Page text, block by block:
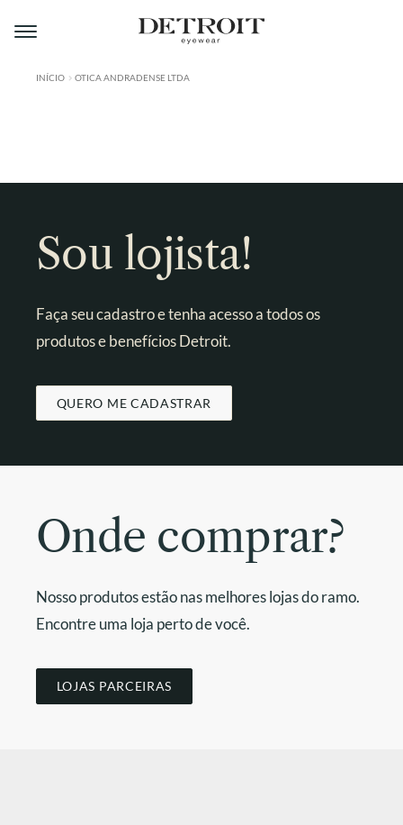
Pular
para
Pular
para
A MONTMARTRE
CONTATO
INÍCIO OTICA ANDRADENSE LTDA
Sou lojista!
Faça seu cadastro e tenha acesso a todos os
produtos e benefícios Detroit.
QUERO ME CADASTRAR
Onde comprar?
Nosso produtos estão nas melhores lojas do ramo.
Encontre uma loja perto de você.
LOJAS PARCEIRAS